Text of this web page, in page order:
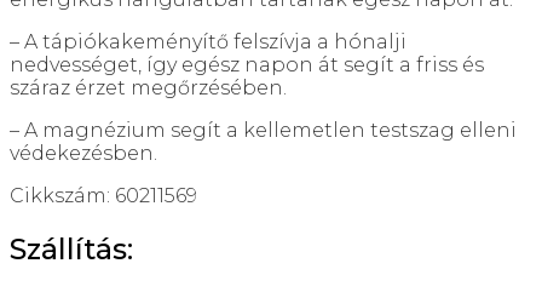
– A tápiókakeményítő felszívja a hónalji
nedvességet, így egész napon át segít a friss és
száraz érzet megőrzésében.
– A magnézium segít a kellemetlen testszag elleni
védekezésben.
Cikkszám: 60211569
Szállítás: